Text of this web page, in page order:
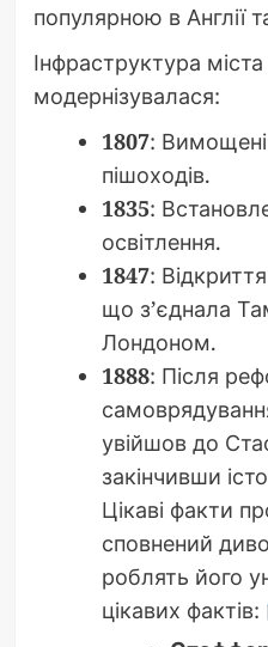
популярною в Англії
Інфраструктура
модернізувалася:
1807:
пішоходів.
1835:
освітлення.
1847: Відкриття
що з’єднала
Лондоном.
1888: Після
увійшов до
закінчивши
Цікаві факти
сповнений
роблять його
цікавих фактів: